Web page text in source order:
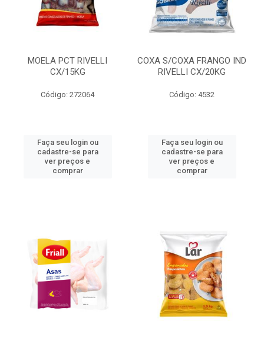
MOELA PCT RIVELLI
CX/15KG
Código: 272064
Faça seu login ou
cadastre-se para
ver preços e
comprar
COXA S/COXA FRANGO IND
RIVELLI CX/20KG
Código: 4532
Faça seu login ou
cadastre-se para
ver preços e
comprar